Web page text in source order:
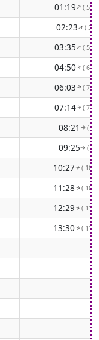
01:19↑( 56°
02:23↑(
03:35↑( 58°
04:50↑( 63°
06:03↑( 70°
07:14↑( 78°
08:21 ↑ (
09:25↑ (
10:27↑(
11:28↑(
12:29↑(
13:30↑(